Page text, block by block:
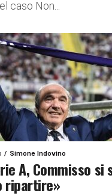
caso Non...
Simone Indovino
A, Commisso si
ripartire»